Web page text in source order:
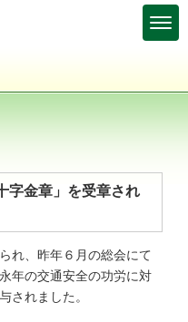
字金章」を受章され
れ、昨年６月の総会にて
年の交通安全の功労に対
されました。